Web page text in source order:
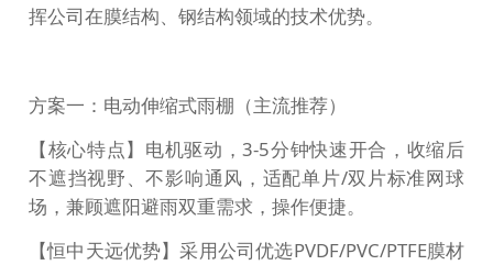
挥公司在膜结构、钢结构领域的技术优势。
方案一：电动伸缩式雨棚（主流推荐）
【核心特点】电机驱动，3-5分钟快速开合，收缩后
不遮挡视野、不影响通风，适配单片/双片标准网球
场，兼顾遮阳避雨双重需求，操作便捷。
【恒中天远优势】采用公司优选PVDF/PVC/PTFE膜材